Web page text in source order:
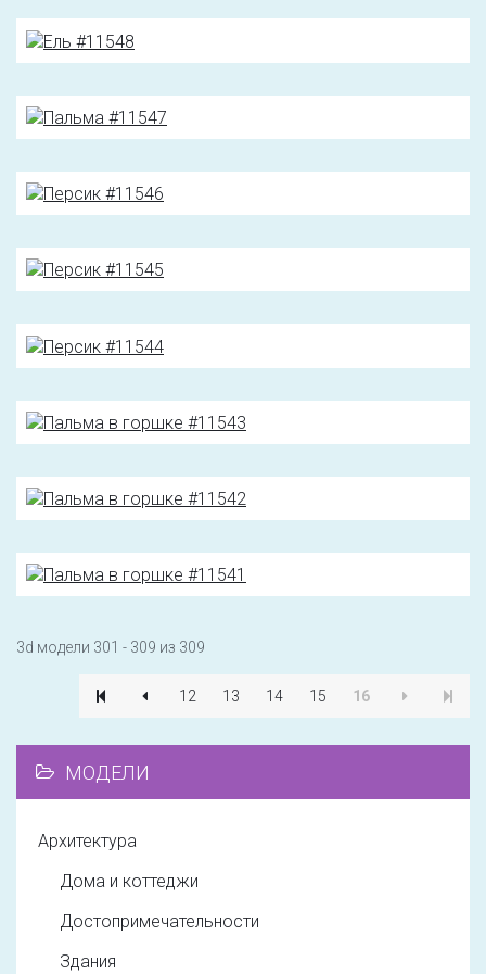
3d модели 301 - 309 из 309
12 13 14 15 16
МОДЕЛИ
Архитектура
Дома и коттеджи
Достопримечательности
Здания